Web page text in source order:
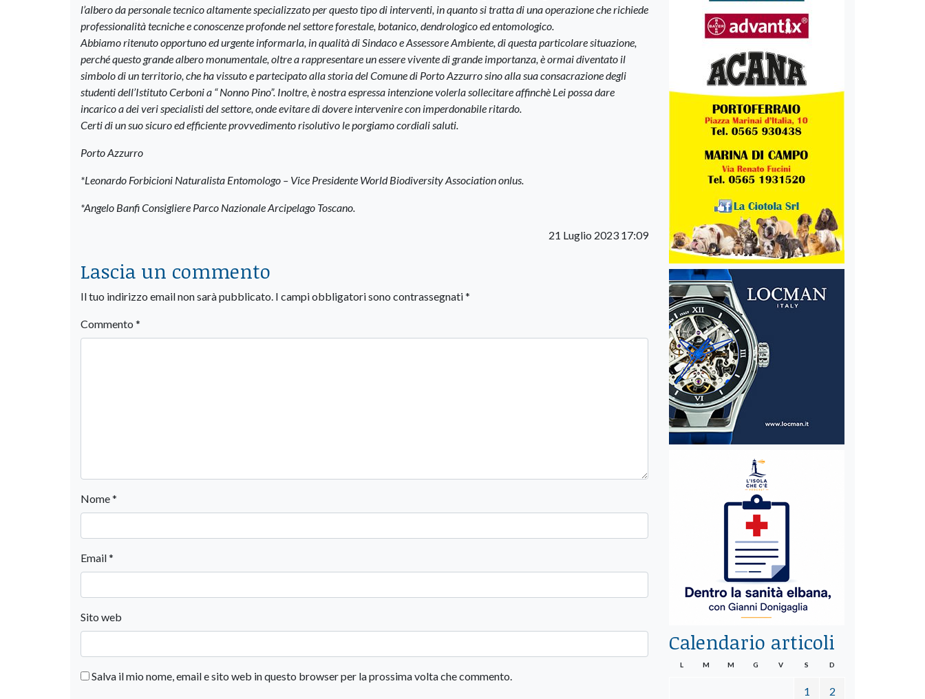
l’albero da personale tecnico altamente specializzato per questo tipo di interventi, in quanto si tratta di una operazione che richiede
professionalità tecniche e conoscenze profonde nel settore forestale, botanico, dendrologico ed entomologico.
Abbiamo ritenuto opportuno ed urgente informarla, in qualità di Sindaco e Assessore Ambiente, di questa particolare situazione,
perché questo grande albero monumentale, oltre a rappresentare un essere vivente di grande importanza, è ormai diventato il
simbolo di un territorio, che ha vissuto e partecipato alla storia del Comune di Porto Azzurro sino alla sua consacrazione degli
studenti dell’Istituto Cerboni a “ Nonno Pino”. Inoltre, è nostra espressa intenzione volerla sollecitare affinchè Lei possa dare
incarico a dei veri specialisti del settore, onde evitare di dovere intervenire con imperdonabile ritardo.
Certi di un suo sicuro ed efficiente provvedimento risolutivo le porgiamo cordiali saluti.
Porto Azzurro
*Leonardo Forbicioni Naturalista Entomologo – Vice Presidente World Biodiversity Association onlus.
*Angelo Banfi Consigliere Parco Nazionale Arcipelago Toscano.
21 Luglio 2023 17:09
Lascia un commento
Il tuo indirizzo email non sarà pubblicato. I campi obbligatori sono contrassegnati*
Commento *
Nome*
Email*
Sito web
Salva il mio nome, email e sito web in questo browser per la prossima volta che commento.
Calendario articoli
L M M G V S D
1 2